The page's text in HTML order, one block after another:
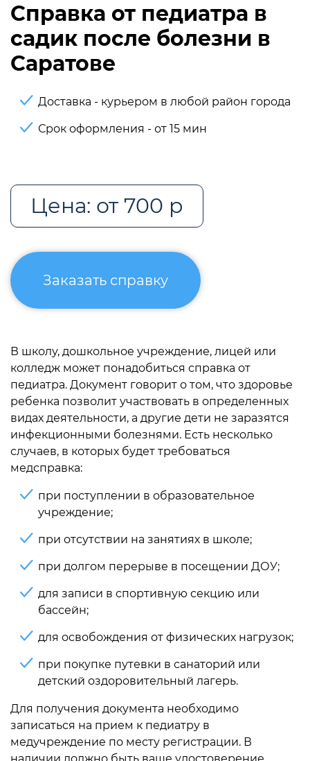
Справка от педиатра в
садик после болезни в
Саратове
Доставка - курьером в любой район города
Срок оформления - от 15 мин
Цена: от 700 р
Заказать справку
В школу, дошкольное учреждение, лицей или
колледж может понадобиться справка от
педиатра. Документ говорит о том, что здоровье
ребенка позволит участвовать в определенных
видах деятельности, а другие дети не заразятся
инфекционными болезнями. Есть несколько
случаев, в которых будет требоваться
медсправка:
при поступлении в образовательное
учреждение;
при отсутствии на занятиях в школе;
при долгом перерыве в посещении ДОУ;
для записи в спортивную секцию или
бассейн;
для освобождения от физических нагрузок;
при покупке путевки в санаторий или
детский оздоровительный лагерь.
Для получения документа необходимо
записаться на прием к педиатру в
медучреждение по месту регистрации. В